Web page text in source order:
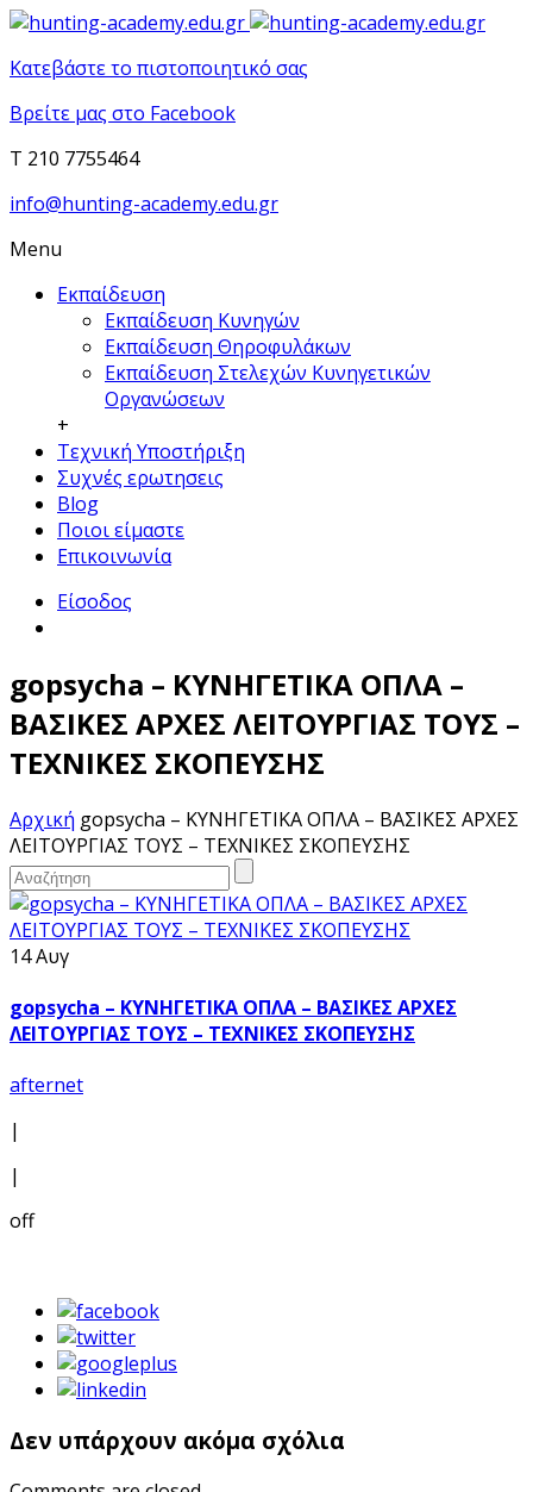
Κατεβάστε το πιστοποιητικό σας
Βρείτε μας στο Facebook
T 210 7755464
info@hunting-academy.edu.gr
Menu
Εκπαίδευση
Εκπαίδευση Κυνηγών
Εκπαίδευση Θηροφυλάκων
Εκπαίδευση Στελεχών Κυνηγετικών
Οργανώσεων
+
Τεχνική Υποστήριξη
Συχνές ερωτησεις
Blog
Ποιοι είμαστε
Επικοινωνία
Είσοδος
gopsycha – ΚΥΝΗΓΕΤΙΚΑ ΟΠΛΑ –
ΒΑΣΙΚΕΣ ΑΡΧΕΣ ΛΕΙΤΟΥΡΓΙΑΣ ΤΟΥΣ –
ΤΕΧΝΙΚΕΣ ΣΚΟΠΕΥΣΗΣ
Αρχική gopsycha – ΚΥΝΗΓΕΤΙΚΑ ΟΠΛΑ – ΒΑΣΙΚΕΣ ΑΡΧΕΣ
ΛΕΙΤΟΥΡΓΙΑΣ ΤΟΥΣ – ΤΕΧΝΙΚΕΣ ΣΚΟΠΕΥΣΗΣ
14 Αυγ
gopsycha – ΚΥΝΗΓΕΤΙΚΑ ΟΠΛΑ – ΒΑΣΙΚΕΣ ΑΡΧΕΣ
ΛΕΙΤΟΥΡΓΙΑΣ ΤΟΥΣ – ΤΕΧΝΙΚΕΣ ΣΚΟΠΕΥΣΗΣ
afternet
|
|
off
Δεν υπάρχουν ακόμα σχόλια